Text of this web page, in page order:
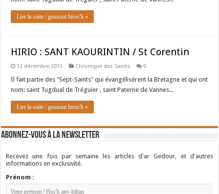
Lire la suite / gouzout hiroc'h »
HIRIO : SANT KAOURINTIN / St Corentin
12 décembre 2013 Chronique des Saints 0
Il fait partie des "Sept-Saints" qui évangélisèrent la Bretagne et qui ont
nom: saint Tugdual de Tréguier , saint Paterne de Vannes...
Lire la suite / gouzout hiroc'h »
Abonnez-vous à la newsletter
Recevez une fois par semaine les articles d'ar Gedour, et d'autres
informations en exclusivité.
Prénom :